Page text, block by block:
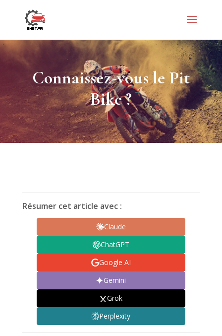
Connaissez-vous le Pit
Bike ?
Résumer cet article avec :
Claude
ChatGPT
Google AI
Gemini
Grok
Perplexity